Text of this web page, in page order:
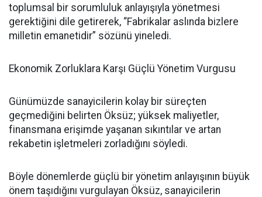
toplumsal bir sorumluluk anlayışıyla yönetmesi
gerektiğini dile getirerek, “Fabrikalar aslında bizlere
milletin emanetidir” sözünü yineledi.
Ekonomik Zorluklara Karşı Güçlü Yönetim Vurgusu
Günümüzde sanayicilerin kolay bir süreçten
geçmediğini belirten Öksüz; yüksek maliyetler,
finansmana erişimde yaşanan sıkıntılar ve artan
rekabetin işletmeleri zorladığını söyledi.
Böyle dönemlerde güçlü bir yönetim anlayışının büyük
önem taşıdığını vurgulayan Öksüz, sanayicilerin